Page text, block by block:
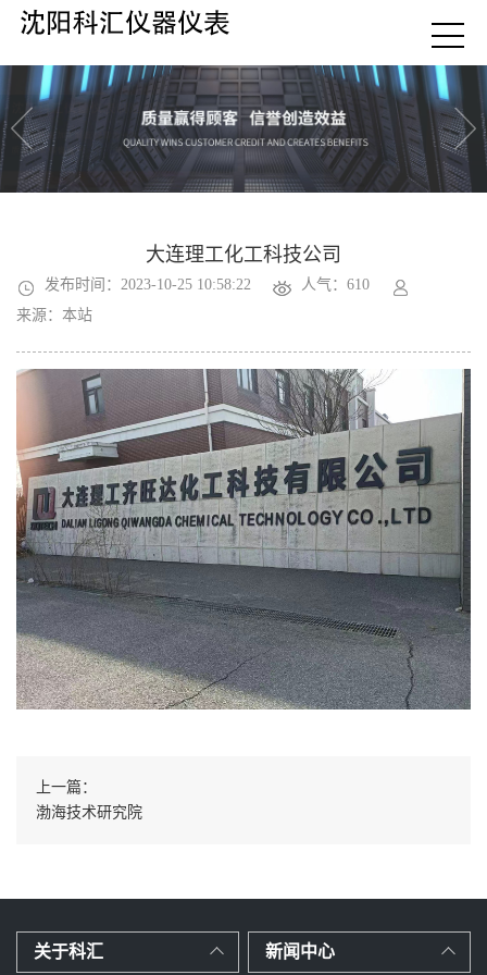
大连理工化工科技公司
发布时间：2023-10-25 10:58:22
人气：610
来源：本站
上一篇：
渤海技术研究院
关于科汇 新闻中心